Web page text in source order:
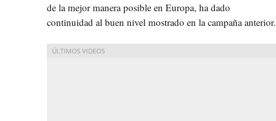
de la mejor manera posible en Europa, ha dado
continuidad al buen nivel mostrado en la campaña anterior.